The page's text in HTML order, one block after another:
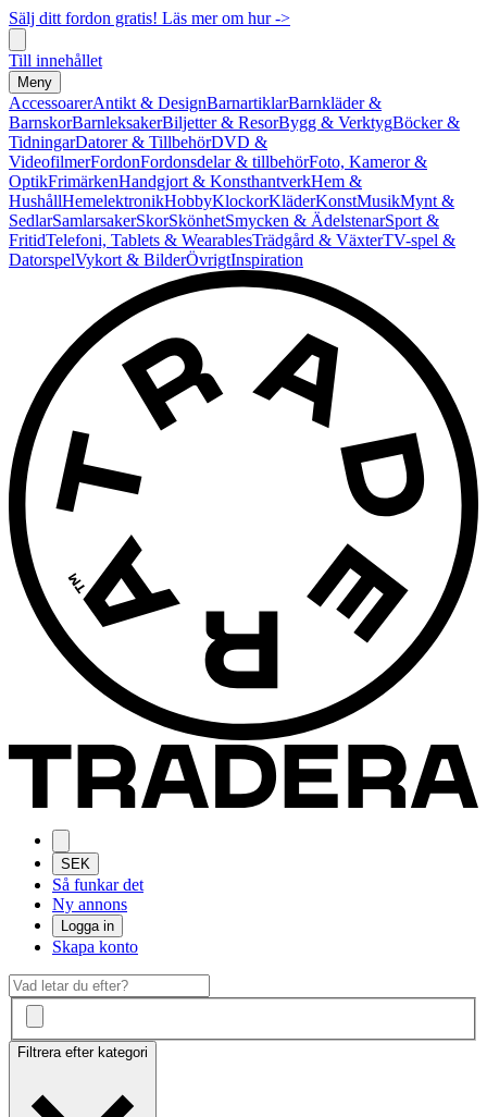
Sälj ditt fordon gratis! Läs mer om hur ->
Till innehållet
Meny
AccessoarerAntikt & DesignBarnartiklarBarnkläder &
BarnskorBarnleksakerBiljetter & ResorBygg & VerktygBöcker &
TidningarDatorer & TillbehörDVD &
VideofilmerFordonFordonsdelar & tillbehörFoto, Kameror &
OptikFrimärkenHandgjort & KonsthantverkHem &
HushållHemelektronikHobbyKlockorKläderKonstMusikMynt &
SedlarSamlarsakerSkorSkönhetSmycken & ÄdelstenarSport &
FritidTelefoni, Tablets & WearablesTrädgård & VäxterTV-spel &
DatorspelVykort & BilderÖvrigtInspiration
SEK
Så funkar det
Ny annons
Logga in
Skapa konto
Filtrera efter kategori